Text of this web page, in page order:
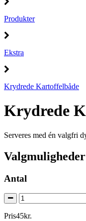
Produkter
Ekstra
Krydrede Kartoffelbåde
Krydrede
Serveres med én valgfri
Valgmuligheder
Antal
Pris45kr.